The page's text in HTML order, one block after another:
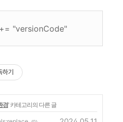
"versionCode"
하기
경' 카테고리의 다른 글